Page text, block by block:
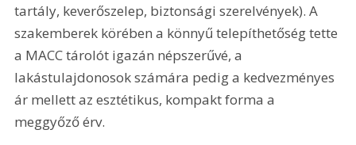
tartály, keverőszelep, biztonsági szerelvények). A
szakemberek körében a könnyű telepíthetőség tette
a MACC tárolót igazán népszerűvé, a
lakástulajdonosok számára pedig a kedvezményes
ár mellett az esztétikus, kompakt forma a
meggyőző érv.